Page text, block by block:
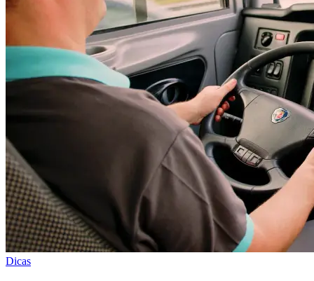
Dicas